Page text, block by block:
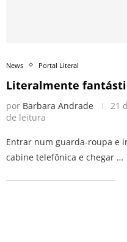
News Portal Literal
Literalmente
por Barbara Andrade 21
de leitura
Entrar num guarda-roupa e
cabine telefônica e chegar …